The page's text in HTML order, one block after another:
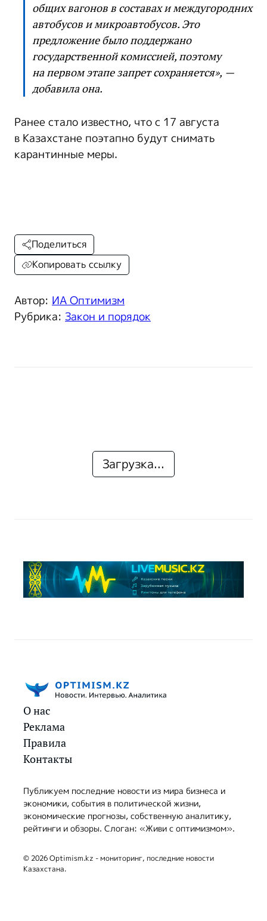
общих вагонов в составах и междугородних
автобусов и микроавтобусов. Это
предложение было поддержано
государственной комиссией, поэтому
на первом этапе запрет сохраняется», —
добавила она.
Ранее стало известно, что с 17 августа
в Казахстане поэтапно будут снимать
карантинные меры.
Автор: ИА Оптимизм
Рубрика: Закон и порядок
Поделиться
Копировать ссылку
Загрузка...
О нас
Реклама
Правила
Контакты
Публикуем последние новости из мира бизнеса и
экономики, события в политической жизни,
экономические прогнозы, собственную аналитику,
рейтинги и обзоры. Слоган: «Живи с оптимизмом».
© 2026 Optimism.kz - мониторинг, последние новости
Казахстана.